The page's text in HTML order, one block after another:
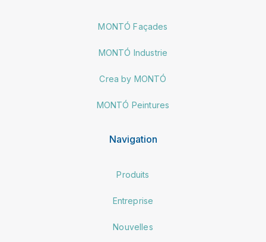
MONTÓ Façades
MONTÓ Industrie
Crea by MONTÓ
MONTÓ Peintures
Navigation
Produits
Entreprise
Nouvelles